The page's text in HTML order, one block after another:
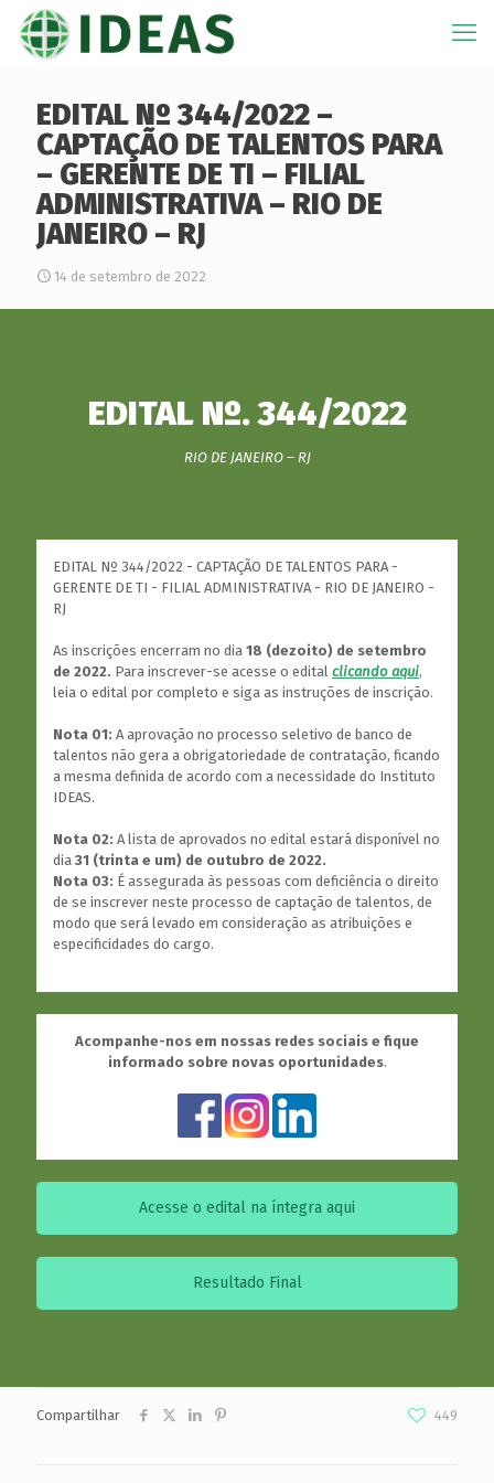
EDITAL Nº 344/2022 –
CAPTAÇÃO DE TALENTOS PARA
– GERENTE DE TI – FILIAL
ADMINISTRATIVA – RIO DE
JANEIRO – RJ
14 de setembro de 2022
EDITAL Nº. 344/2022
RIO DE JANEIRO – RJ
EDITAL Nº 344/2022 - CAPTAÇÃO DE TALENTOS PARA -
GERENTE DE TI - FILIAL ADMINISTRATIVA - RIO DE JANEIRO -
RJ
As inscrições encerram no dia 18 (dezoito) de setembro
de 2022. Para inscrever-se acesse o edital clicando aqui,
leia o edital por completo e siga as instruções de inscrição.
Nota 01: A aprovação no processo seletivo de banco de
talentos não gera a obrigatoriedade de contratação, ficando
a mesma definida de acordo com a necessidade do Instituto
IDEAS.
Nota 02: A lista de aprovados no edital estará disponível no
dia 31 (trinta e um) de outubro de 2022.
Nota 03: É assegurada às pessoas com deficiência o direito
de se inscrever neste processo de captação de talentos, de
modo que será levado em consideração as atribuições e
especificidades do cargo.
Acompanhe-nos em nossas redes sociais e fique
informado sobre novas oportunidades.
Acesse o edital na íntegra aqui
Resultado Final
Compartilhar 449